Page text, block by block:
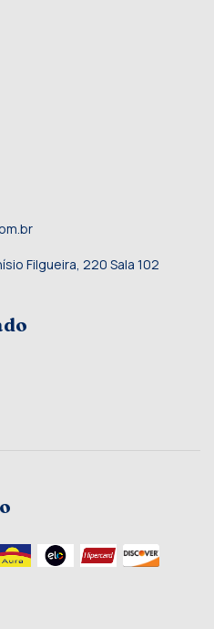
Filgueira, 220 Sala 102